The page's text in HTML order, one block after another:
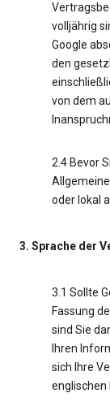
volljährig
Google
den
von dem
2.4 Bevor
oder lokal
3. Sprache der
3.1 Sollte
Fassung
sind Sie
Ihren
sich Ihre
englischen